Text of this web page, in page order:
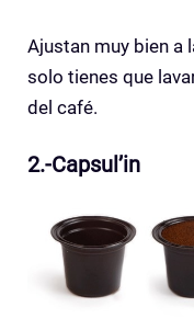
Ajustan muy bien a
solo tienes que
del café.
2.-Capsul’in